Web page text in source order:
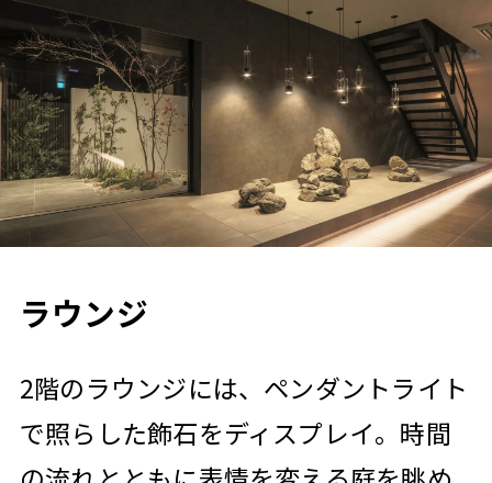
ラウンジ
2階のラウンジには、ペンダントライト
で照らした飾石をディスプレイ。時間